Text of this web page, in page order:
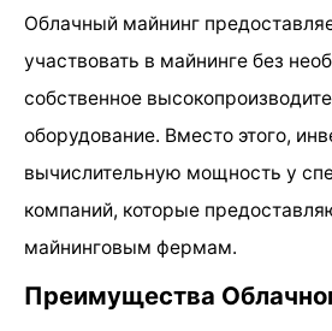
Облачный майнинг
участвовать в майнинге без
собственное
оборудование. Вместо этого,
вычислительную мощность у
компаний, которые
майнинговым фермам.
Преимущества